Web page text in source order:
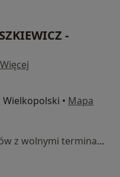
-
Więcej
Wielkopolski • Mapa
Brak dostępnych specjalistów z wolnymi terminami w tym centrum medycznym.